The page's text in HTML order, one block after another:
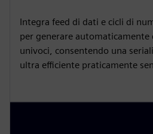
Integra feed di dati e cicli di
per generare automaticamente
univoci, consentendo una
ultra efficiente praticamente